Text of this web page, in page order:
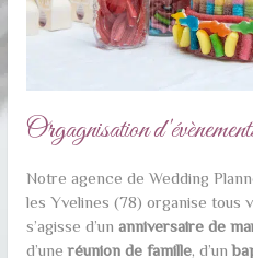
Orgagnisation
Notre agence de Wedding
les Yvelines (78) organise tous
s’agisse d’un anniversaire de
d’une réunion de famille, d’un